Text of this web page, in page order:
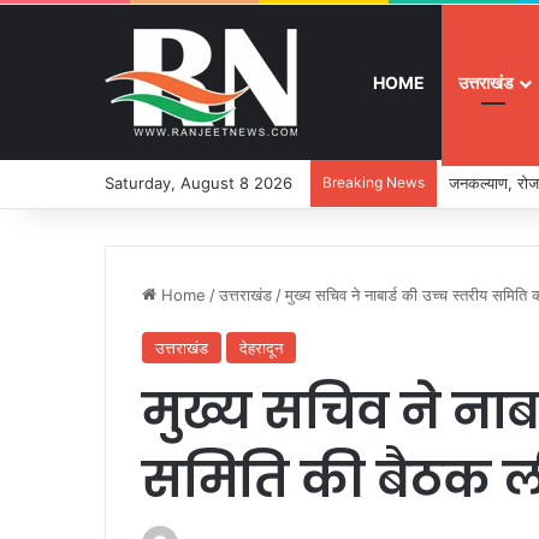
HOME उत्तराखंड
Saturday, August 8 2026 Breaking News जनकल्याण,
Home /उत्तराखंड /मुख्य सचिव ने नाबार्ड की उच्च स्तरीय समिति
उत्तराखंड देहरादून
मुख्य सचिव ने
समिति की बैठक